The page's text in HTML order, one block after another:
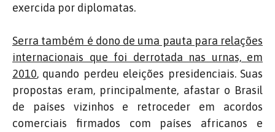
exercida por diplomatas.
Serra também é dono de uma pauta para relações
internacionais que foi derrotada nas urnas, em
2010, quando perdeu eleições presidenciais. Suas
propostas eram, principalmente, afastar o Brasil
de países vizinhos e retroceder em acordos
comerciais firmados com países africanos e